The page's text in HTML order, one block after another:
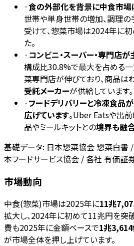
·食の外部化を背景に中食市場
世帯や単身世帯の増加、調理の
受けて、惣菜市場は2024年に
た。
· コンビニ・スーパー・専門店
構成比30.8%で最大を占める
菜専門店が伸びており、商品は
受託メーカーが供給しています。
· フードデリバリーと冷凍食品
広げています。Uber Eatsや出
品やミールキットとの境界も融
基礎データ: 日本惣菜協会 惣菜白書
本フードサービス協会 / 各社 有価証
市場動向
中食(惣菜)市場は2025年に11兆
拡大し、2024年に初めて11兆円を突
費も2025年に金額ベースで1兆
が市場全体を押し上げています。